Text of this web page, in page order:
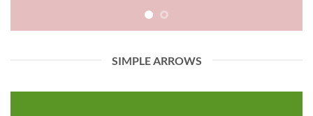
SIMPLE ARROWS